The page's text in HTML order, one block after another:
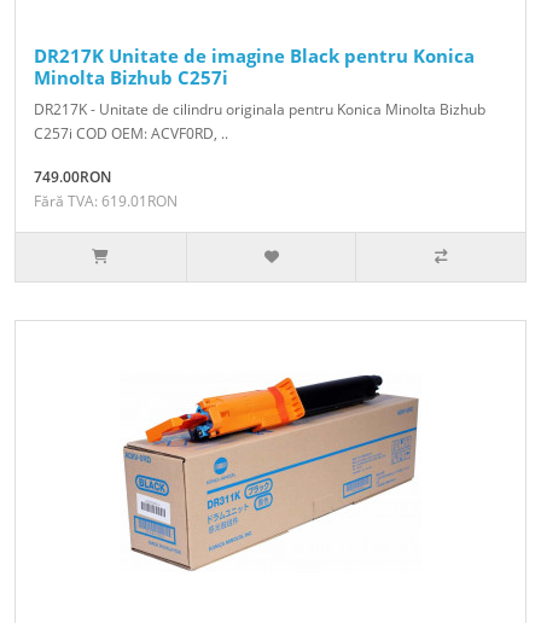
DR217K Unitate de imagine Black pentru Konica
Minolta Bizhub C257i
DR217K - Unitate de cilindru originala pentru Konica Minolta Bizhub
C257i COD OEM: ACVF0RD, ..
749.00RON
Fără TVA: 619.01RON